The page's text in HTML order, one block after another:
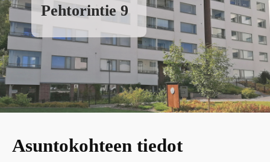
Pehtorintie 9
Asuntokohteen tiedot